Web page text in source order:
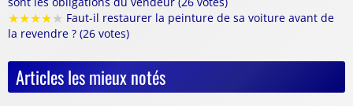
★★★★★ Faut-il restaurer la peinture de sa voiture avant de
la revendre ? (26 votes)
Articles les mieux notés